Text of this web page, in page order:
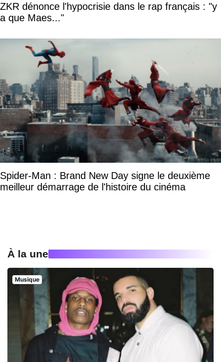
ZKR dénonce l'hypocrisie dans le rap français : "y
a que Maes..."
Spider-Man : Brand New Day signe le deuxième
meilleur démarrage de l'histoire du cinéma
À la une
Musique